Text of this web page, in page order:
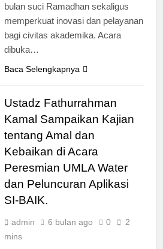
bulan suci Ramadhan sekaligus
memperkuat inovasi dan pelayanan
bagi civitas akademika. Acara
dibuka…
Baca Selengkapnya
Ustadz Fathurrahman
Kamal Sampaikan Kajian
tentang Amal dan
Kebaikan di Acara
Peresmian UMLA Water
dan Peluncuran Aplikasi
SI-BAIK.
admin 6 bulan ago 0
2
mins